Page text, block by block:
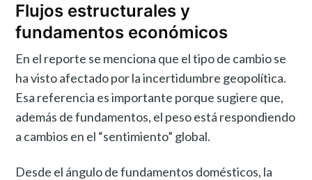
Flujos estructurales y
fundamentos económicos
En el reporte se menciona que el tipo de cambio se
ha visto afectado por la incertidumbre geopolítica.
Esa referencia es importante porque sugiere que,
además de fundamentos, el peso está respondiendo
a cambios en el “sentimiento” global.
Desde el ángulo de fundamentos domésticos, la